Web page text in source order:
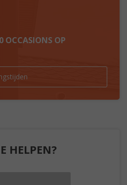
OCCASIONS OP
HELPEN?